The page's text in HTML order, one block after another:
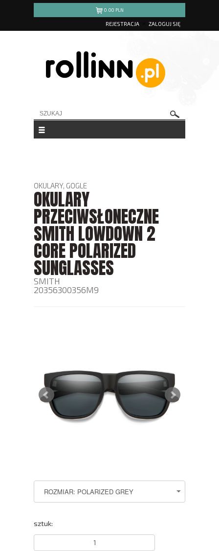
0.00 PLN
REJESTRACJA ZALOGUJ SIĘ
OKULARY, GOGLE
OKULARY
PRZECIWSŁONECZNE
SMITH LOWDOWN 2
CORE POLARIZED
SUNGLASSES
SMITH
20356300356M9
sztuk: